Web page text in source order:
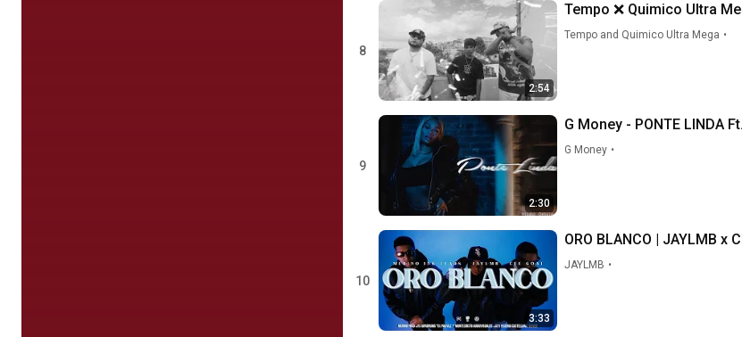
8
2:54
Tempo ❌ Quimico Ultra
Tempo and Quimico Ultra Mega •
9
2:30
G Money - PONTE LINDA
G Money •
10
3:33
ORO BLANCO | JAYLMB x
JAYLMB •